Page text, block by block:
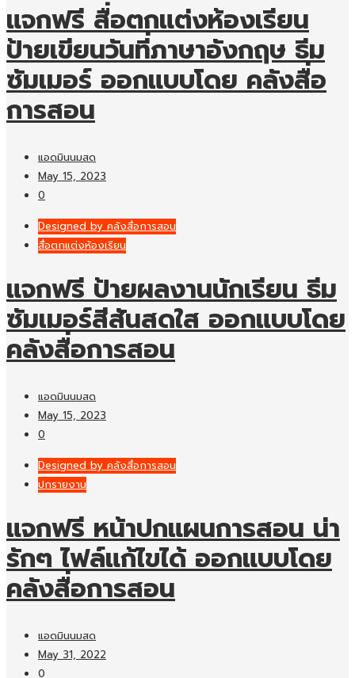
แจกฟรี สื่อตกแต่งห้องเรียน
ป้ายเขียนวันที่ภาษาอังกฤษ ธีม
ซัมเมอร์ ออกแบบโดย คลังสื่อ
การสอน
แอดมินนมสด
May 15, 2023
0
Designed by คลังสื่อการสอน
สื่อตกแต่งห้องเรียน
แจกฟรี ป้ายผลงานนักเรียน ธีม
ซัมเมอร์สีสันสดใส ออกแบบโดย
คลังสื่อการสอน
แอดมินนมสด
May 15, 2023
0
Designed by คลังสื่อการสอน
ปกรายงาน
แจกฟรี หน้าปกแผนการสอน น่า
รักๆ ไฟล์แก้ไขได้ ออกแบบโดย
คลังสื่อการสอน
แอดมินนมสด
May 31, 2022
0